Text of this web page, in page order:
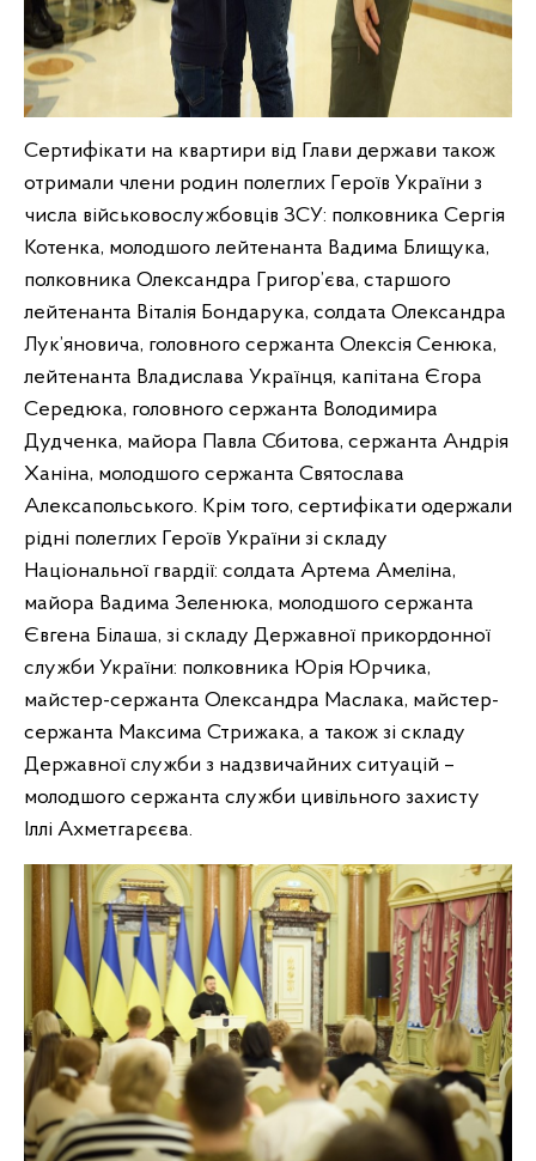
Сертифікати на квартири від Глави держави також
отримали члени родин полеглих Героїв України з
числа військовослужбовців ЗСУ: полковника Сергія
Котенка, молодшого лейтенанта Вадима Блищука,
полковника Олександра Григор’єва, старшого
лейтенанта Віталія Бондарука, солдата Олександра
Лук’яновича, головного сержанта Олексія Сенюка,
лейтенанта Владислава Українця, капітана Єгора
Середюка, головного сержанта Володимира
Дудченка, майора Павла Сбитова, сержанта Андрія
Ханіна, молодшого сержанта Святослава
Алексапольського. Крім того, сертифікати одержали
рідні полеглих Героїв України зі складу
Національної гвардії: солдата Артема Амеліна,
майора Вадима Зеленюка, молодшого сержанта
Євгена Білаша, зі складу Державної прикордонної
служби України: полковника Юрія Юрчика,
майстер-сержанта Олександра Маслака, майстер-
сержанта Максима Стрижака, а також зі складу
Державної служби з надзвичайних ситуацій –
молодшого сержанта служби цивільного захисту
Іллі Ахметгарєєва.